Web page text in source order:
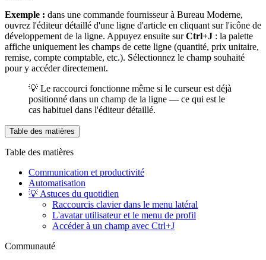
Exemple : dans une commande fournisseur à Bureau Moderne,
ouvrez l'éditeur détaillé d'une ligne d'article en cliquant sur l'icône de
développement de la ligne. Appuyez ensuite surCtrl+J : la palette
affiche uniquement les champs de cette ligne (quantité, prix unitaire,
remise, compte comptable, etc.). Sélectionnez le champ souhaité
pour y accéder directement.
💡 Le raccourci fonctionne même si le curseur est déjà
positionné dans un champ de la ligne — ce qui est le
cas habituel dans l'éditeur détaillé.
Table des matières
Table des matières
Communication et productivité
Automatisation
💡 Astuces du quotidien
Raccourcis clavier dans le menu latéral
L'avatar utilisateur et le menu de profil
Accéder à un champ avec Ctrl+J
Communauté